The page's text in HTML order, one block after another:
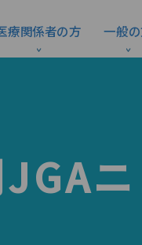
療関係者の方 一般